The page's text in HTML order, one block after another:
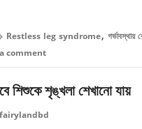
Restless leg syndrome, গর্ভাবস্থায়
comment
শিশুকে শৃঙ্খলা শেখানো যায়
fairylandbd